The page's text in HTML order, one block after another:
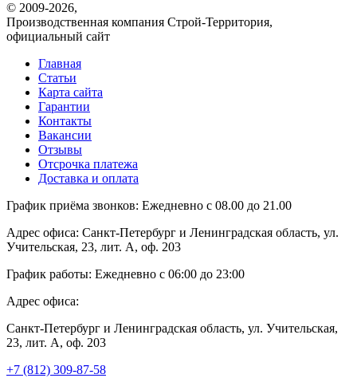
© 2009-2026,
Производственная компания Строй-Территория,
официальный сайт
Главная
Статьи
Карта сайта
Гарантии
Контакты
Вакансии
Отзывы
Отсрочка платежа
Доставка и оплата
График приёма звонков: Ежедневно с 08.00 до 21.00
Адрес офиса: Санкт-Петербург и Ленинградская область, ул.
Учительская, 23, лит. А, оф. 203
График работы: Ежедневно с 06:00 до 23:00
Адрес офиса:
Санкт-Петербург и Ленинградская область, ул. Учительская,
23, лит. А, оф. 203
+7 (812) 309-87-58